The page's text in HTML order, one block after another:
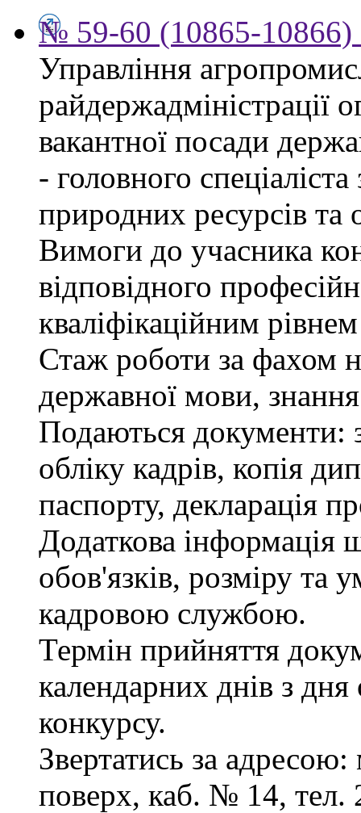
№ 59-60 (10865-10866)
Управління
райдержадміністрації
вакантної посади
- головного
природних ресурсів та
Вимоги до учасника
відповідного
кваліфікаційним
Стаж роботи за фахом
державної мови,
Подаються документи:
обліку кадрів, копія
паспорту, декларація
Додаткова інформація
обов'язків, розміру та
кадровою службою.
Термін прийняття
календарних днів з
конкурсу.
Звертатись за
поверх, каб. № 14, тел.